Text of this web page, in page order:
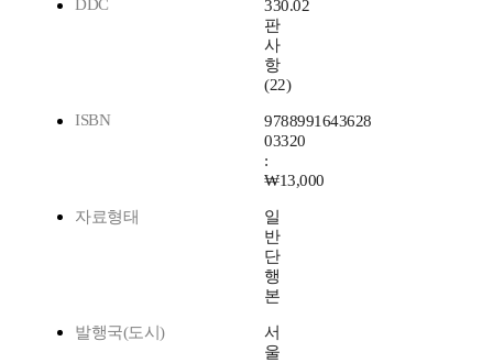
DDC
330.02
판
사
항
(22)
ISBN
9788991643628
03320
:
₩13,000
자료형태
일
반
단
행
본
발행국(도시)
서
울